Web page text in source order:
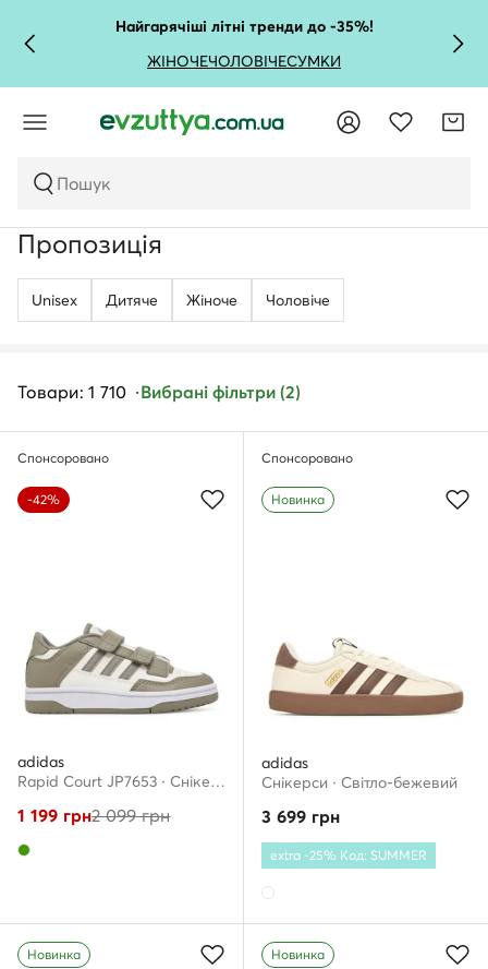
Найгарячіші літні тренди до -35%!
ЖІНОЧЕЧОЛОВІЧЕСУМКИ
Пошук
Пропозиція
Unisex Дитяче Жіноче Чоловічe
Товари: 1 710 Вибрані фільтри (2)
Спонсоровано
-42%
adidas
Rapid Court JP7653 · Снікерcи
1 199 грн2 099грн
Спонсоровано
Новинка
adidas
Снікерcи · Світло-бежевий
3 699 грн
extra -25% Код: SUMMER
Новинка Новинка